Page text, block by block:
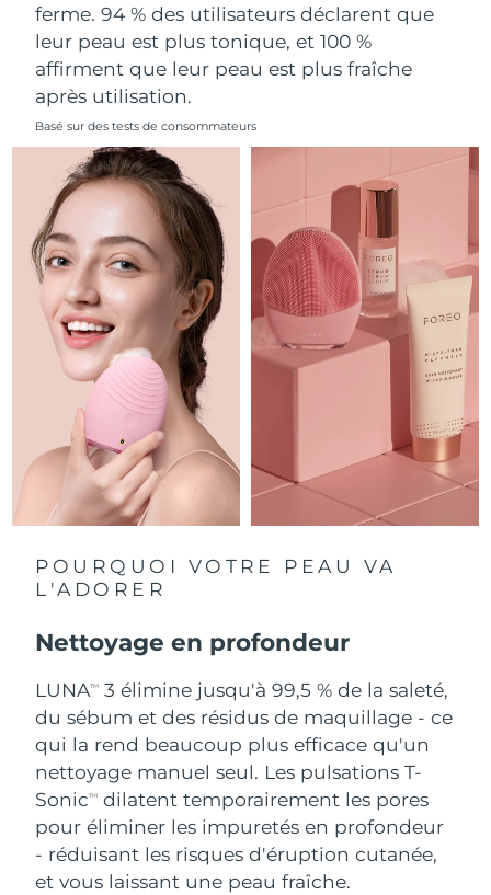
ferme. 94 % des utilisateurs déclarent que
leur peau est plus tonique, et 100 %
affirment que leur peau est plus fraîche
après utilisation.
Basé sur des tests de consommateurs
POURQUOI VOTRE PEAU VA
L'ADORER
Nettoyage en profondeur
LUNATM
3 élimine jusqu'à 99,5 % de la saleté,
du sébum et des résidus de maquillage - ce
qui la rend beaucoup plus efficace qu'un
nettoyage manuel seul. Les pulsations T-
SonicTM
dilatent temporairement les pores
pour éliminer les impuretés en profondeur
- réduisant les risques d'éruption cutanée,
et vous laissant une peau fraîche.
Qatar Livraison estimée
La Réunion
Roumanie Livraison estimée12/08/2026
Russie Livraison estimée20/08/2026
Arabie saoudite Livraison estimée13/08/2026
Singapour Livraison estimée14/08/2026
Slovaquie Livraison estimée12/08/2026
Afrique du Sud 20/08/2026
Corée du Sud Livraison estimée 14/08/2026
Espagne
Suisse
Taïwan Livraison estimée 17/08/2026
Thaïlande Livraison estimée 16/08/2026
Turquie Livraison estimée 13/08/2026
Émirats arabes unis Livraison estimée13/08/2026